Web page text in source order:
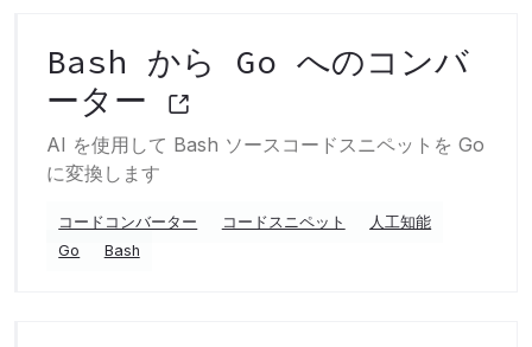
Bash から Go へのコンバ
ーター
AI を使用して Bash ソースコードスニペットを Go
に変換します
コードコンバーター コードスニペット
人工知能
Go
Bash